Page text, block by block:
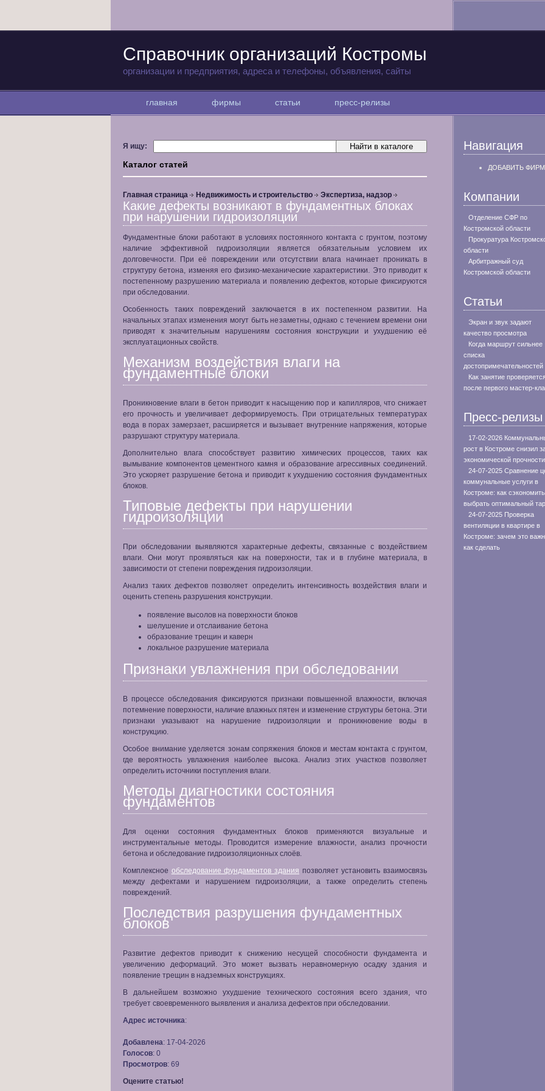
Справочник организаций Костромы
организации и предприятия, адреса и телефоны, объявления, сайты
главная фирмы статьи пресс-релизы
Я ищу:
Каталог статей
Главная страница Недвижимость и строительство Экспертиза, надзор
Какие дефекты возникают в фундаментных блоках
при нарушении гидроизоляции
Фундаментные блоки работают в условиях постоянного контакта с грунтом, поэтому
наличие эффективной гидроизоляции является обязательным условием их
долговечности. При её повреждении или отсутствии влага начинает проникать в
структуру бетона, изменяя его физико-механические характеристики. Это приводит к
постепенному разрушению материала и появлению дефектов, которые фиксируются
при обследовании.
Особенность таких повреждений заключается в их постепенном развитии. На
начальных этапах изменения могут быть незаметны, однако с течением времени они
приводят к значительным нарушениям состояния конструкции и ухудшению её
эксплуатационных свойств.
Механизм воздействия влаги на
фундаментные блоки
Проникновение влаги в бетон приводит к насыщению пор и капилляров, что снижает
его прочность и увеличивает деформируемость. При отрицательных температурах
вода в порах замерзает, расширяется и вызывает внутренние напряжения, которые
разрушают структуру материала.
Дополнительно влага способствует развитию химических процессов, таких как
вымывание компонентов цементного камня и образование агрессивных соединений.
Это ускоряет разрушение бетона и приводит к ухудшению состояния фундаментных
блоков.
Типовые дефекты при нарушении
гидроизоляции
При обследовании выявляются характерные дефекты, связанные с воздействием
влаги. Они могут проявляться как на поверхности, так и в глубине материала, в
зависимости от степени повреждения гидроизоляции.
Анализ таких дефектов позволяет определить интенсивность воздействия влаги и
оценить степень разрушения конструкции.
появление высолов на поверхности блоков
шелушение и отслаивание бетона
образование трещин и каверн
локальное разрушение материала
Признаки увлажнения при обследовании
В процессе обследования фиксируются признаки повышенной влажности, включая
потемнение поверхности, наличие влажных пятен и изменение структуры бетона. Эти
признаки указывают на нарушение гидроизоляции и проникновение воды в
конструкцию.
Особое внимание уделяется зонам сопряжения блоков и местам контакта с грунтом,
где вероятность увлажнения наиболее высока. Анализ этих участков позволяет
определить источники поступления влаги.
Методы диагностики состояния
фундаментов
Для оценки состояния фундаментных блоков применяются визуальные и
инструментальные методы. Проводится измерение влажности, анализ прочности
бетона и обследование гидроизоляционных слоёв.
Комплексное обследование фундаментов здания позволяет установить взаимосвязь
между дефектами и нарушением гидроизоляции, а также определить степень
повреждений.
Последствия разрушения фундаментных
блоков
Развитие дефектов приводит к снижению несущей способности фундамента и
увеличению деформаций. Это может вызвать неравномерную осадку здания и
появление трещин в надземных конструкциях.
В дальнейшем возможно ухудшение технического состояния всего здания, что
требует своевременного выявления и анализа дефектов при обследовании.
Адрес источника:
Добавлена: 17-04-2026
Голосов: 0
Просмотров: 69
Оцените статью!
Навигация
ДОБАВИТЬ
Компании
Отделение СФР по
Костромской области
Прокуратура
области
Арбитражный суд
Костромской области
Статьи
Экран и звук задают
качество просмотра
Когда маршрут сильнее
списка
достопримечательностей
Как занятие
после первого мастер-
Пресс-релизы
17-02-2026
рост в Костроме снизил
экономической прочности
24-07-2025 Сравнение
коммунальные услуги в
Костроме: как
выбрать оптимальный
24-07-2025 Проверка
вентиляции в квартире в
Костроме: зачем это
как сделать